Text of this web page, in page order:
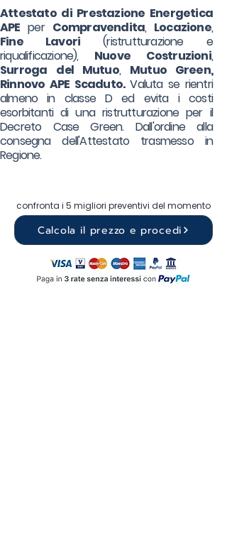
Attestato di Prestazione Energetica
APE per Compravendita, Locazione,
Fine Lavori (ristrutturazione e
riqualificazione), Nuove Costruzioni,
Surroga
del Mutuo, Mutuo Green,
Rinnovo APE Scaduto.Valuta se rientri
almeno in classe D ed evita i costi
esorbitanti di una ristrutturazione per il
Decreto Case Green. Dall'ordine alla
consegna dell'Attestato trasmesso in
Regione.
confronta i 5 migliori preventivi del momento
Calcola il prezzo e procedi